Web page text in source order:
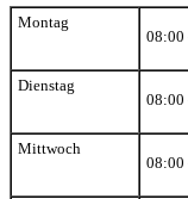
Montag
08:00
Dienstag
08:00
Mittwoch
08:00